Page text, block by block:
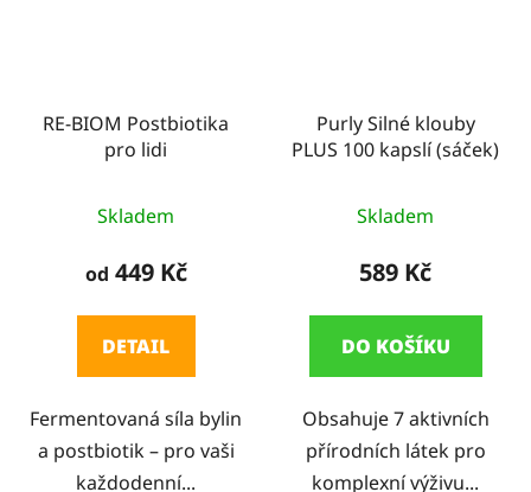
RE-BIOM Postbiotika
pro lidi
Skladem
od 449 Kč
DETAIL
Fermentovaná síla bylin
a postbiotik – pro vaši
každodenní...
Purly Silné klouby
PLUS 100 kapslí (sáček)
Skladem
589 Kč
DO KOŠÍKU
Obsahuje 7 aktivních
přírodních látek pro
komplexní výživu...